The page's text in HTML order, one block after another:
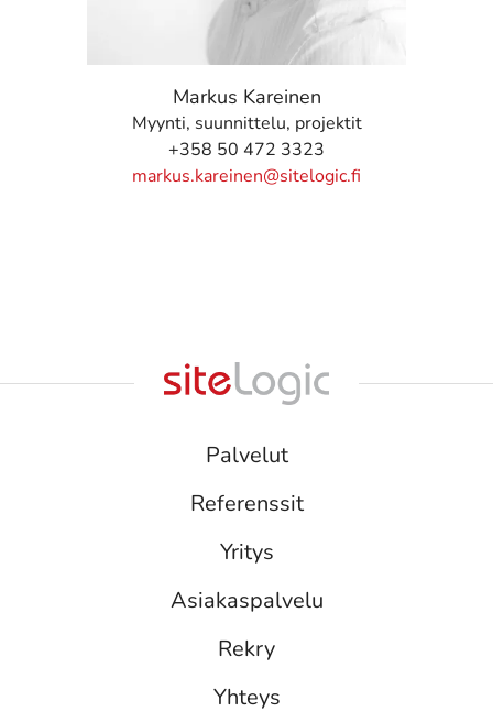
Markus Kareinen
Myynti, suunnittelu, projektit
+358 50 472 3323
markus.kareinen@sitelogic.fi
Palvelut
Referenssit
Yritys
Asiakaspalvelu
Rekry
Yhteys